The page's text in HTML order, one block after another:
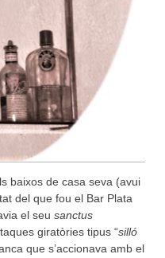
baixos de casa seva (avui
del que fou el Bar Plata
el seu sanctus
giratòries tipus “silló
que s’accionava amb el